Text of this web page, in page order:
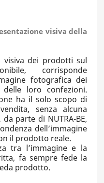
visiva della
visiva dei prodotti sul
corrisponde
fotografica dei
loro confezioni.
ha il solo scopo di
senza alcuna
parte di NUTRA-BE,
dell’immagine
il prodotto reale.
tra l’immagine e la
fa sempre fede la
prodotto.